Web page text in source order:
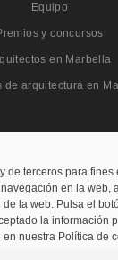
de terceros para fines
en la web,
la web. Pulsa el
la información
nuestra Política de
Equipo
y concursos
en Marbella
de arquitectura en
Todos
Residenciales
Públicos